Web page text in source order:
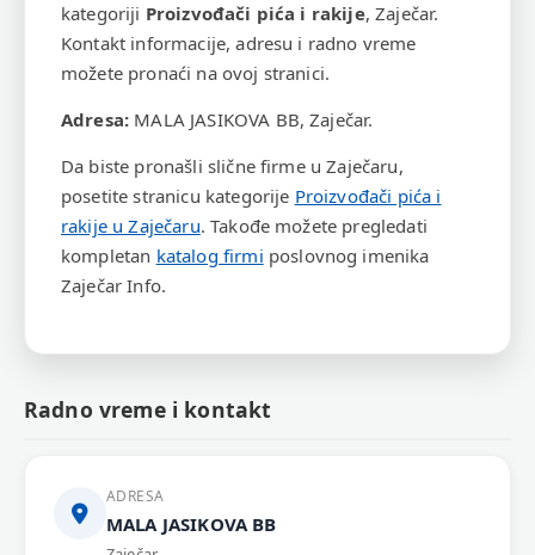
kategoriji Proizvođači pića i rakije, Zaječar.
Kontakt informacije, adresu i radno vreme
možete pronaći na ovoj stranici.
Adresa: MALA JASIKOVA BB, Zaječar.
Da biste pronašli slične firme u Zaječaru,
posetite stranicu kategorije Proizvođači pića i
rakije u Zaječaru. Takođe možete pregledati
kompletan katalog firmi poslovnog imenika
Zaječar Info.
Radno vreme i kontakt
ADRESA
MALA JASIKOVA BB